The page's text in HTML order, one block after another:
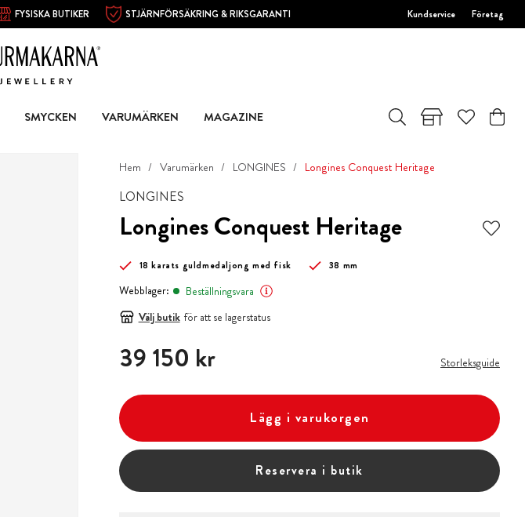
FYSISKA BUTIKER STJÄRNFÖRSÄKRING & RIKSGARANTI Kundservice Företag
SMYCKEN VARUMÄRKEN MAGAZINE
Hem Varumärken LONGINES Longines Conquest Heritage
LONGINES
Longines Conquest Heritage
18 karats guldmedaljong med fisk 38 mm
Webblager:
Beställningsvara
Välj butik för att se lagerstatus
Pris:39 150 kr
39 150 kr Storleksguide
Lägg i varukorgen
Reservera i butik